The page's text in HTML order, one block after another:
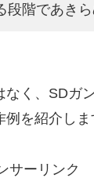
階であきら
く、SDガ
を紹介しま
サーリンク